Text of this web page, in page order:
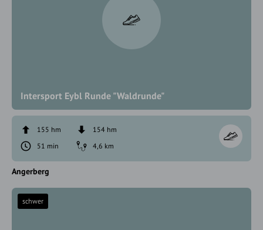
Intersport Eybl Runde "Waldrunde"
155 hm
154 hm
51 min
4,6 km
Angerberg
schwer